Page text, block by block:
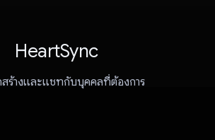
HeartSync
ร้างและแชทกับบุคคลที่ต้องการ